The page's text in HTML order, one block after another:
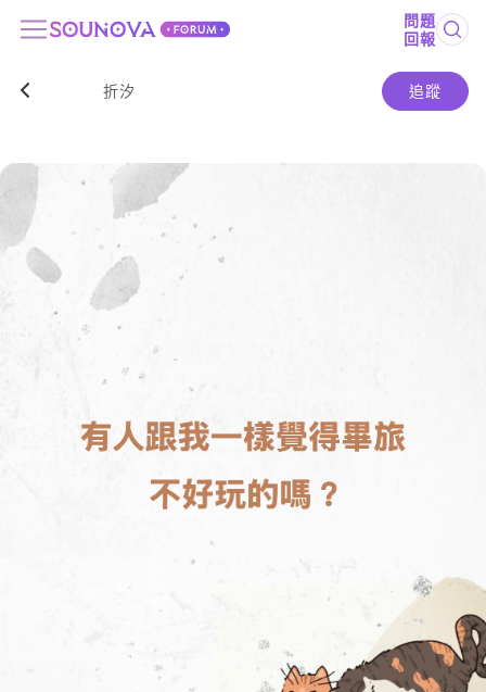
問題
回報
折汐 追蹤